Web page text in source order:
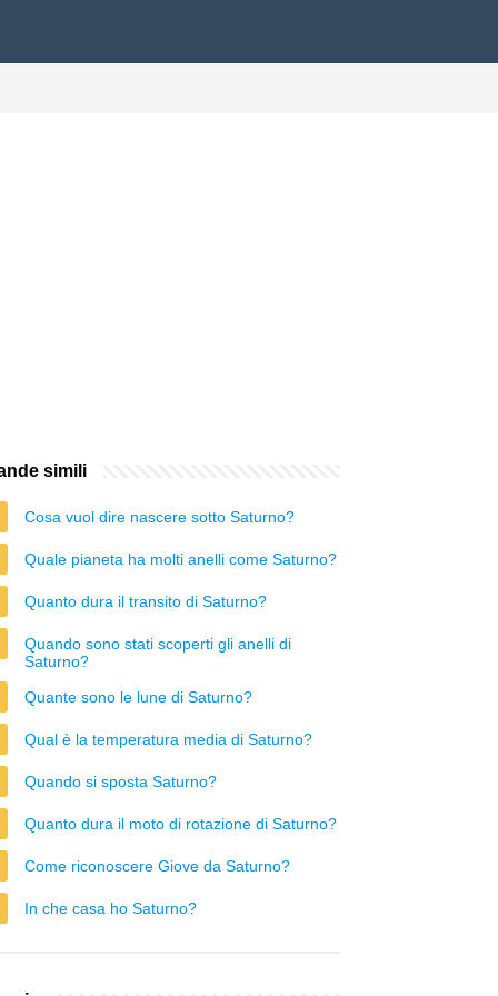
simili
Cosa vuol dire nascere sotto Saturno?
Quale pianeta ha molti anelli come Saturno?
Quanto dura il transito di Saturno?
Quando sono stati scoperti gli anelli di
Saturno?
Quante sono le lune di Saturno?
Qual è la temperatura media di Saturno?
Quando si sposta Saturno?
Quanto dura il moto di rotazione di Saturno?
Come riconoscere Giove da Saturno?
In che casa ho Saturno?